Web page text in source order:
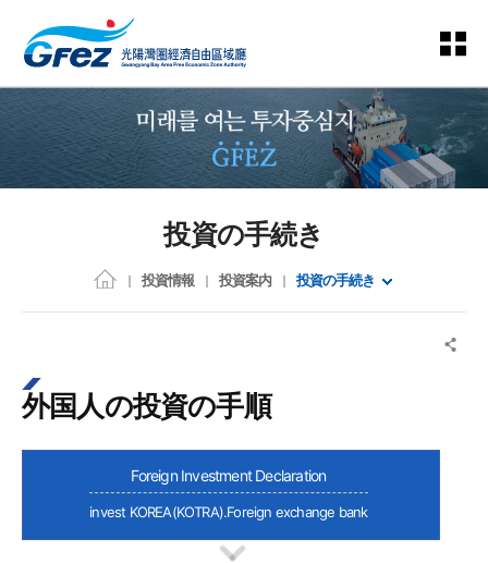
投資の手続き
投資情報 投資案内 投資の手続き
外国人の投資の手順
Foreign Investment Declaration
invest KOREA(KOTRA).Foreign exchange bank